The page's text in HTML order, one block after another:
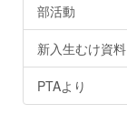
部活動
新入生むけ資料
PTAより